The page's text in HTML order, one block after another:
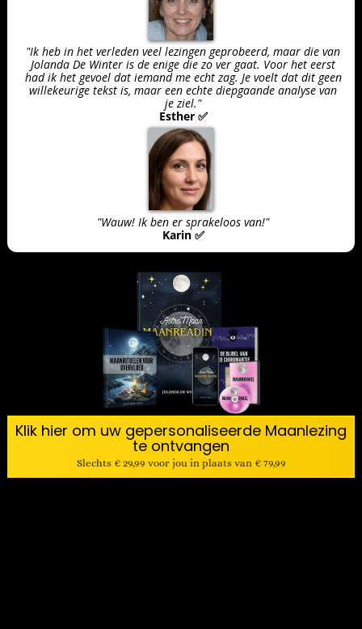
"Ik heb in het verleden veel lezingen geprobeerd, maar die van
Jolanda De Winter is de enige die zo ver gaat. Voor het eerst
had ik het gevoel dat iemand me echt zag. Je voelt dat dit geen
willekeurige tekst is, maar een echte diepgaande analyse van
je ziel."
Esther ✅
"Wauw! Ik ben er sprakeloos van!"
Karin ✅
Klik hier om uw gepersonaliseerde Maanlezing
te ontvangen
Slechts € 29,99 voor jou in plaats van € 79,99